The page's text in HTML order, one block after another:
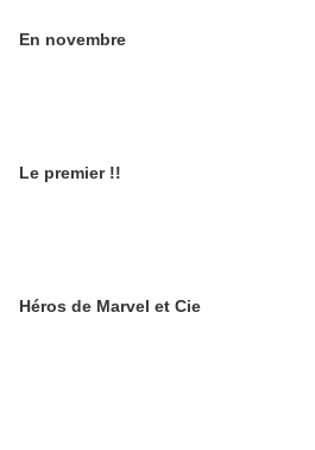
En novembre
Le premier !!
Héros de Marvel et Cie